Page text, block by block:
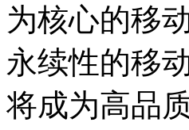
为核心的移
永续性的移
将成为高品